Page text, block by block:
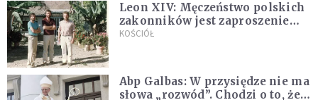
Leon XIV: Męczeństwo polskich
zakonników jest zaproszeniem
do jedności i misji całego
KOŚCIÓŁ
Abp Galbas: W przysiędze nie ma
słowa „rozwód”. Chodzi o to, że